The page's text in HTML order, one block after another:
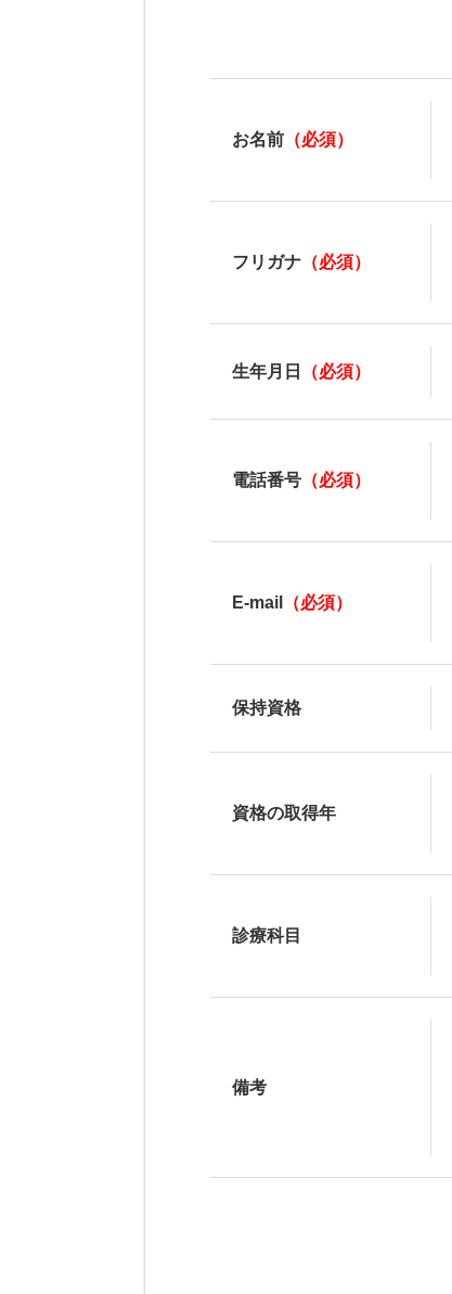
お名前 （必須）
フリガナ （必須）
生年月日 （必須）
電話番号 （必須）
E-mail
（必須）
保持資格
資格の取得年
診療科目
備考